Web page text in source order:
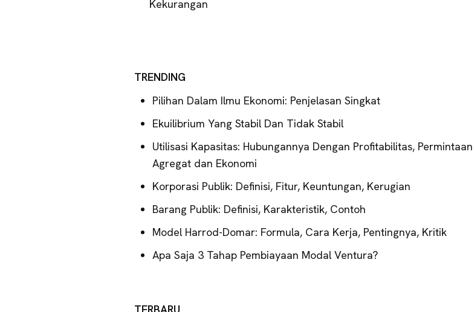
Kekurangan
TRENDING
Pilihan Dalam Ilmu Ekonomi: Penjelasan Singkat
Ekuilibrium Yang Stabil Dan Tidak Stabil
Utilisasi Kapasitas: Hubungannya Dengan Profitabilitas, Permintaan
Agregat dan Ekonomi
Korporasi Publik: Definisi, Fitur, Keuntungan, Kerugian
Barang Publik: Definisi, Karakteristik, Contoh
Model Harrod-Domar: Formula, Cara Kerja, Pentingnya, Kritik
Apa Saja 3 Tahap Pembiayaan Modal Ventura?